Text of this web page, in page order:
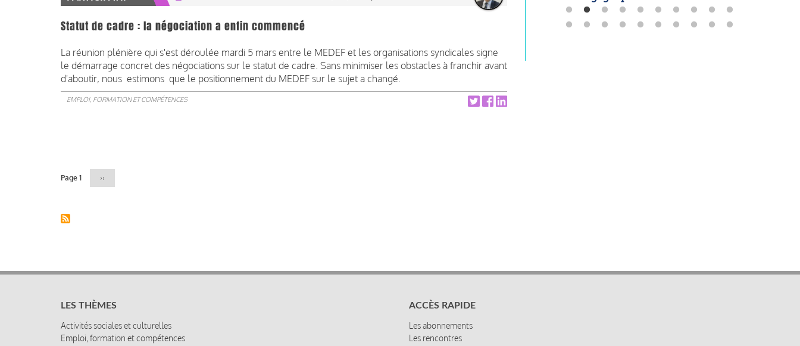
Statut de cadre : la négociation a enfin commencé
La réunion plénière qui s'est déroulée mardi 5 mars entre le MEDEF et les organisations syndicales signe
le démarrage concret des négociations sur le statut de cadre. Sans minimiser les obstacles à franchir avant
d'aboutir, nous estimons que le positionnement du MEDEF sur le sujet a changé.
EMPLOI, FORMATION ET COMPÉTENCES
Page 1
Page
suivante
››
LES THÈMES
Activités sociales et culturelles
Emploi, formation et compétences
ACCÈS RAPIDE
Les abonnements
Les rencontres